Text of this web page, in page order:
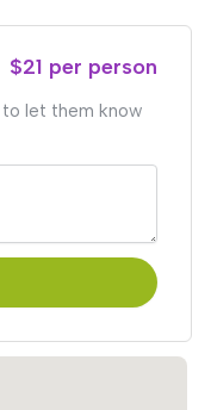
$21 per person
to let them know